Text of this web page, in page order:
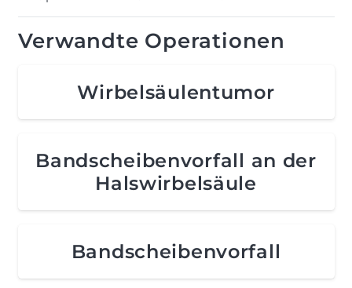
Verwandte Operationen
Wirbelsäulentumor
Bandscheibenvorfall an der
Halswirbelsäule
Bandscheibenvorfall